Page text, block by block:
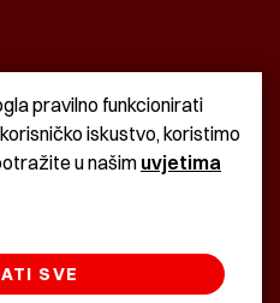
pravilno funkcionirati
iskustvo, koristimo
u našim uvjetima
SVE